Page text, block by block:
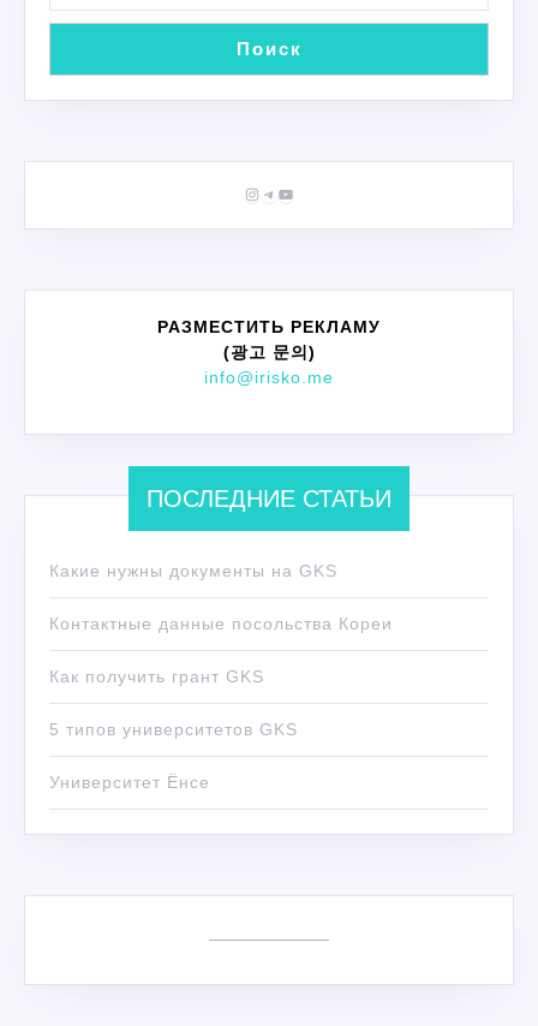
Поиск
Instagram
Telegram
YouTube
РАЗМЕСТИТЬ РЕКЛАМУ
(광고 문의)
info@irisko.me
ПОСЛЕДНИЕ СТАТЬИ
Какие нужны документы на GKS
Контактные данные посольства Кореи
Как получить грант GKS
5 типов университетов GKS
Университет Ёнсе